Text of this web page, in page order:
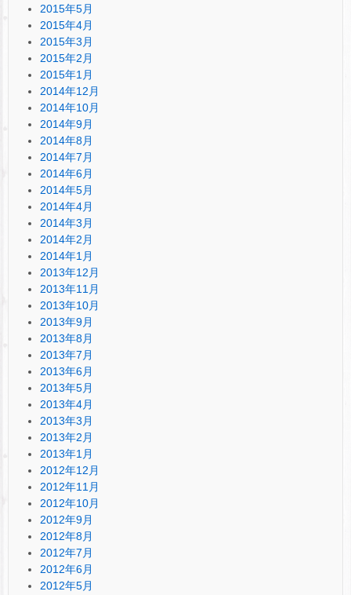
2015年5月
2015年4月
2015年3月
2015年2月
2015年1月
2014年12月
2014年10月
2014年9月
2014年8月
2014年7月
2014年6月
2014年5月
2014年4月
2014年3月
2014年2月
2014年1月
2013年12月
2013年11月
2013年10月
2013年9月
2013年8月
2013年7月
2013年6月
2013年5月
2013年4月
2013年3月
2013年2月
2013年1月
2012年12月
2012年11月
2012年10月
2012年9月
2012年8月
2012年7月
2012年6月
2012年5月